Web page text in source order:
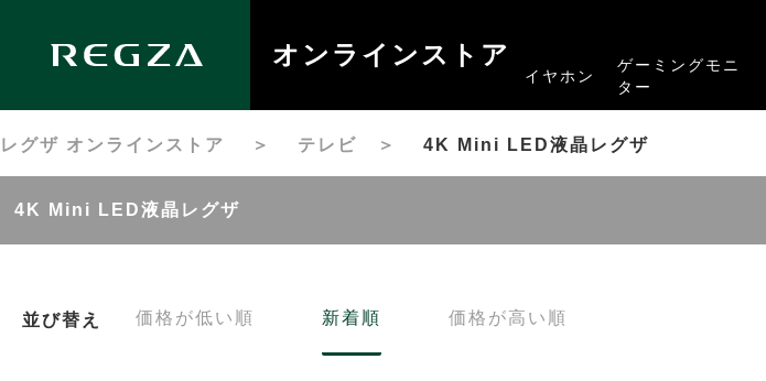
オンラインストア
イヤホン
RB-A1Sシリーズ
ゲーミングモニ
ター
RM-27G5SR
RM-G245R
RM-G278R
RM-G277R
レグザ オンラインストア ＞ テレビ ＞ 4K Mini LED液晶レグザ
4K Mini LED液晶レグザ
並び替え 価格が低い順 新着順 価格が高い順